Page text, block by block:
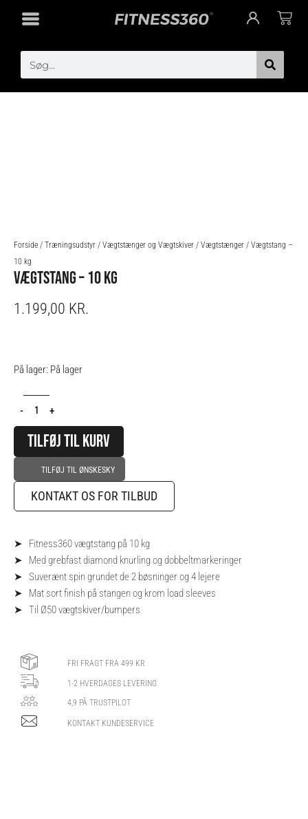
Cart
Search
Forside / Træningsudstyr / Vægtstænger og Vægtskiver / Vægtstænger / Vægtstang –
10 kg
VÆGTSTANG – 10 KG
1.199,00 KR.
På lager: På lager
-
Vægtstang
10
kg
antal
+
TILFØJ TIL KURV
TILFØJ TIL ØNSKESKY
KONTAKT OS FOR TILBUD
➤ Fitness360 vægtstang på 10 kg
➤ Med grebfast diamond knurling og dobbeltmarkeringer
➤ Suverænt spin grundet de 2 bøsninger og 4 lejere
➤ Mat sort finish på stangen og krom load sleeves
➤ Til Ø50 vægtskiver/bumpers
FRI FRAGT FRA 499 KR
1-2 HVERDAGES LEVERING
4,9 PÅ TRUSTPILOT
KONTAKT KUNDESERVICE